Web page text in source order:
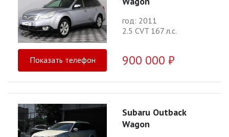
год: 2011
2.5 CVT 167 л.с.
Показать телефон 900 000 ₽
Subaru Outback
Wagon